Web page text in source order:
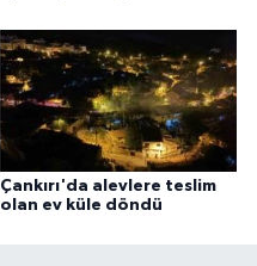
Çankırı'da alevlere teslim
olan ev küle döndü